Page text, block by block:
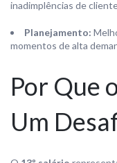
inadimplências de
Planejamento:
momentos de alta
Por Que
Um